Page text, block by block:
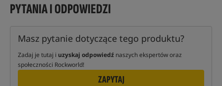
PYTANIA I ODPOWIEDZI
Masz pytanie dotyczące tego produktu?
Zadaj je tutaj i uzyskaj odpowiedź naszych ekspertów oraz
społeczności Rockworld!
ZAPYTAJ